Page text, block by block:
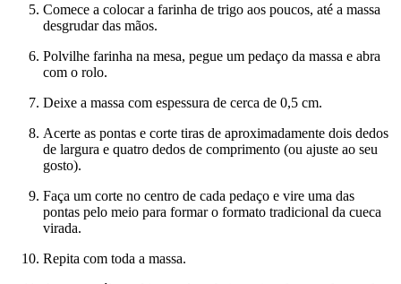
Comece a colocar a farinha de trigo aos poucos, até a massa
desgrudar das mãos.
Polvilhe farinha na mesa, pegue um pedaço da massa e abra
com o rolo.
Deixe a massa com espessura de cerca de 0,5 cm.
Acerte as pontas e corte tiras de aproximadamente dois dedos
de largura e quatro dedos de comprimento (ou ajuste ao seu
gosto).
Faça um corte no centro de cada pedaço e vire uma das
pontas pelo meio para formar o formato tradicional da cueca
virada.
Repita com toda a massa.